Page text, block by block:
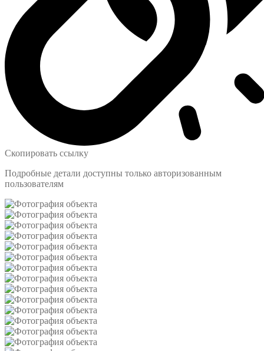
Скопировать ссылку
Подробные детали доступны только авторизованным
пользователям